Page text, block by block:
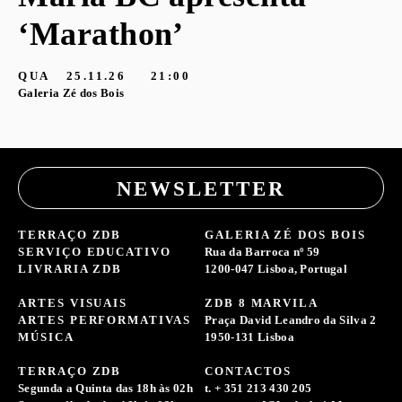
‘Marathon’
QUA 25.11.26
21:00
Galeria Zé dos Bois
NEWSLETTER
TERRAÇO ZDB
SERVIÇO EDUCATIVO
LIVRARIA ZDB
ARTES VISUAIS
ARTES PERFORMATIVAS
MÚSICA
GALERIA ZÉ DOS BOIS
Rua da Barroca nº 59
1200-047 Lisboa, Portugal
ZDB 8 MARVILA
Praça David Leandro da Silva 2
1950-131 Lisboa
TERRAÇO ZDB
Segunda a Quinta das 18h às 02h
CONTACTOS
t. + 351 213 430 205